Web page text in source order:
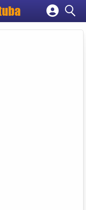
empresa